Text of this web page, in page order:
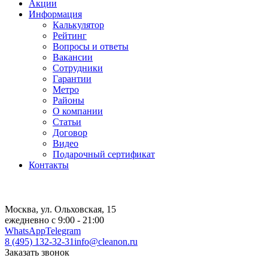
Акции
Информация
Калькулятор
Рейтинг
Вопросы и ответы
Вакансии
Сотрудники
Гарантии
Метро
Районы
О компании
Статьи
Договор
Видео
Подарочный сертификат
Контакты
Москва, ул. Ольховская, 15
ежедневно с 9:00 - 21:00
WhatsAppTelegram
8 (495) 132-32-31info@cleanon.ru
Заказать звонок